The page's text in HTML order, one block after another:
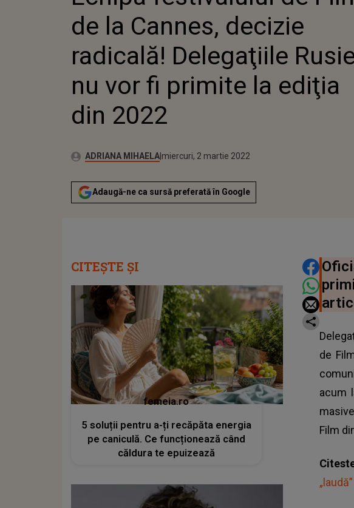
2022
de la Cannes, decizie
radicală! Delegaţiile
nu vor fi primite la ediţia
din 2022
Autor:ADRIANA MIHAELAPublicat:
miercuri, 2 martie 2022
Actualizat:
miercuri, 2 martie 2022
Adaugă-ne ca sursă preferată în Google
de
acum
Film
CITEȘTE ȘI
femeia.ro
5 soluții pentru a-ți recăpăta energia
pe caniculă. Ce funcționează când
căldura te epuizează